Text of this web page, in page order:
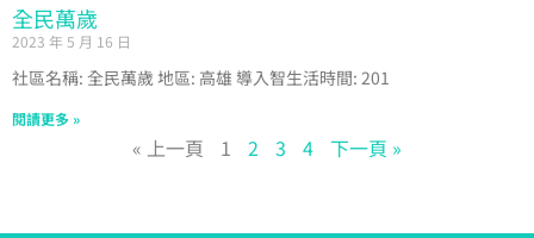
全民萬歲
2023 年 5 月 16 日
社區名稱: 全民萬歲 地區: 高雄 導入智生活時間: 201
閱讀更多 »
« 上一頁 1 2 3 4 下一頁 »